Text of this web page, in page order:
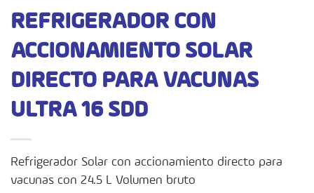
REFRIGERADOR CON
ACCIONAMIENTO SOLAR
DIRECTO PARA VACUNAS
ULTRA 16 SDD
Refrigerador Solar con accionamiento directo para
vacunas con 24.5 L Volumen bruto